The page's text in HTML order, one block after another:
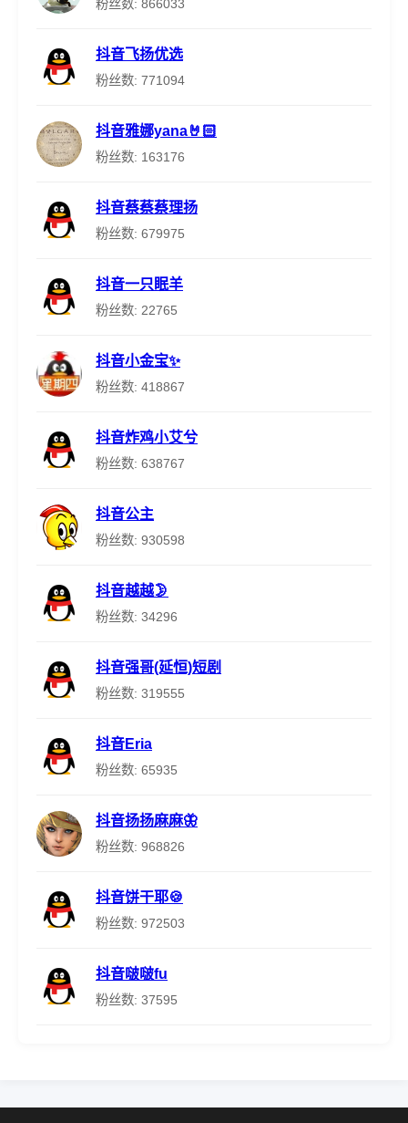
粉丝数: 866033
抖音飞扬优选
粉丝数: 771094
抖音雅娜yana🤘🏻
粉丝数: 163176
抖音蔡蔡蔡理扬
粉丝数: 679975
抖音一只眠羊
粉丝数: 22765
抖音小金宝✨
粉丝数: 418867
抖音炸鸡小艾兮
粉丝数: 638767
抖音公主
粉丝数: 930598
抖音越越🌛
粉丝数: 34296
抖音强哥(延恒)短剧
粉丝数: 319555
抖音Eria
粉丝数: 65935
抖音扬扬麻麻🦋
粉丝数: 968826
抖音饼干耶🍪
粉丝数: 972503
抖音啵啵fu
粉丝数: 37595